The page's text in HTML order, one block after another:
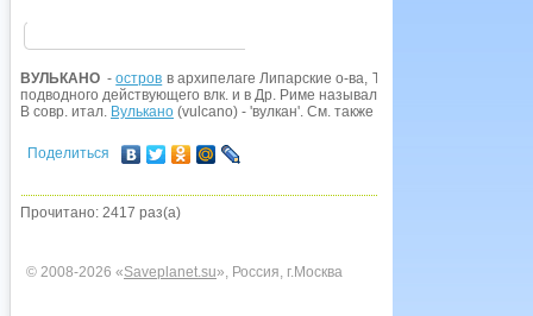
ВУЛЬКАНО -остров в архипелаге Липарские о-ва, Тирренское море;
подводного действующего влк. и в Др. Риме назывался insula Vulcani -
В совр. итал. Вулькано (vulcano) - 'вулкан'. См. также Липарские острова.
Поделиться
Прочитано: 2417 раз(а)
© 2008-2026 «Saveplanet.su», Россия, г.Москва